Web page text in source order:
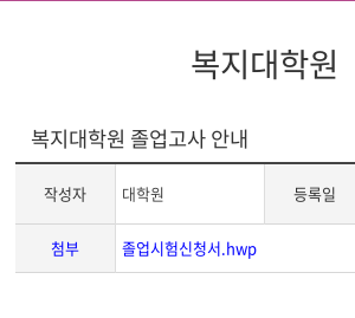
복지대학원
복지대학원 졸업고사 안내
작성자 대학원 등록일
첨부
졸업시험신청서.hwp